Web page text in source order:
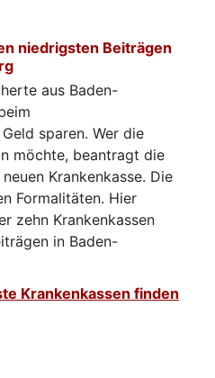
niedrigsten Beiträgen
aus Baden-
sparen. Wer die
möchte, beantragt die
Krankenkasse. Die
Formalitäten. Hier
zehn Krankenkassen
in Baden-
Krankenkassen finden